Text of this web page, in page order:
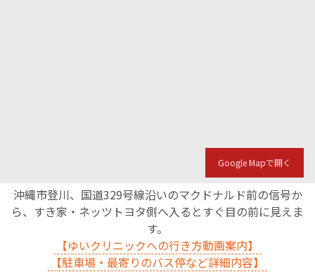
Google Mapで開く
沖縄市登川、国道329号線沿いのマクドナルド前の信号か
ら、すき家・ネッツトヨタ側へ入るとすぐ目の前に見えま
す。
【ゆいクリニックへの行き方動画案内】
【駐車場・最寄りのバス停など詳細内容】